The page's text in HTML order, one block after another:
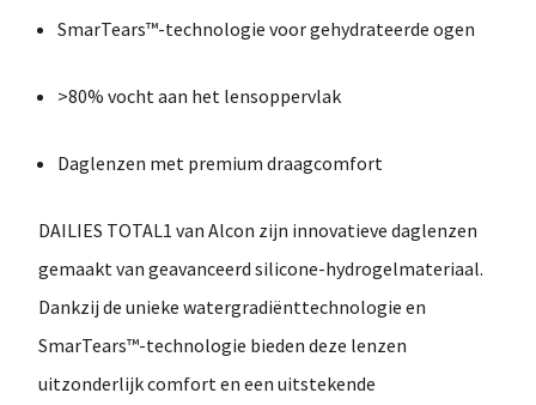
SmarTears™-technologie voor gehydrateerde ogen
>80% vocht aan het lensoppervlak
Daglenzen met premium draagcomfort
DAILIES TOTAL1 van Alcon zijn innovatieve daglenzen
gemaakt van geavanceerd silicone-hydrogelmateriaal.
Dankzij de unieke watergradiënttechnologie en
SmarTears™-technologie bieden deze lenzen
uitzonderlijk comfort en een uitstekende